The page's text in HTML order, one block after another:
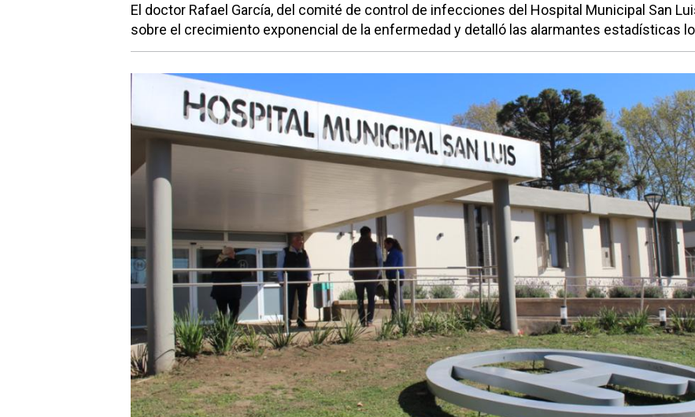
El doctor Rafael García, del comité de control de infecciones del Hospital Municipal San
sobre el crecimiento exponencial de la enfermedad y detalló las alarmantes estadísticas